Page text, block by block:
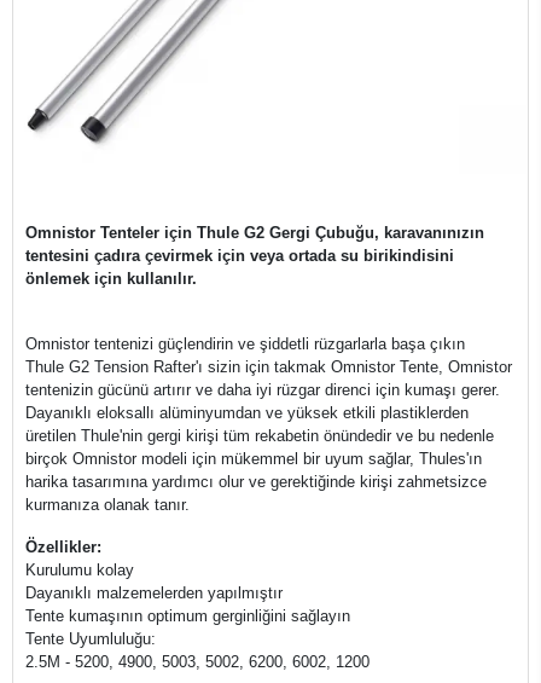
Omnistor Tenteler için Thule G2 Gergi Çubuğu, karavanınızın
tentesini çadıra çevirmek için veya ortada su birikindisini
önlemek için kullanılır.
Omnistor tentenizi güçlendirin ve şiddetli rüzgarlarla başa çıkın
Thule G2 Tension Rafter'ı sizin için takmak Omnistor Tente, Omnistor
tentenizin gücünü artırır ve daha iyi rüzgar direnci için kumaşı gerer.
Dayanıklı eloksallı alüminyumdan ve yüksek etkili plastiklerden
üretilen Thule'nin gergi kirişi tüm rekabetin önündedir ve bu nedenle
birçok Omnistor modeli için mükemmel bir uyum sağlar, Thules'ın
harika tasarımına yardımcı olur ve gerektiğinde kirişi zahmetsizce
kurmanıza olanak tanır.
Özellikler:
Kurulumu kolay
Dayanıklı malzemelerden yapılmıştır
Tente kumaşının optimum gerginliğini sağlayın
Tente Uyumluluğu:
2.5M - 5200, 4900, 5003, 5002, 6200, 6002, 1200